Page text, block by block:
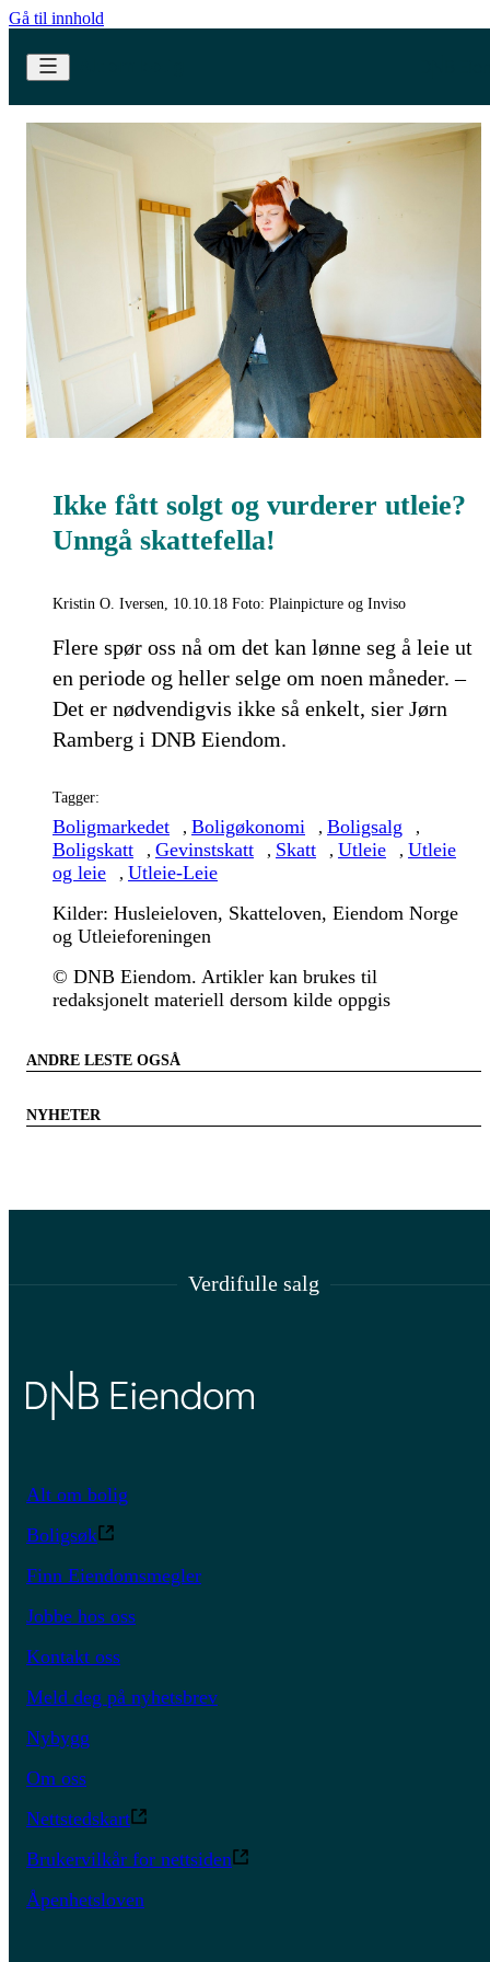
Gå til innhold
Ikke fått solgt og vurderer utleie?
Unngå skattefella!
Kristin O. Iversen, 10.10.18 Foto: Plainpicture og Inviso
Flere spør oss nå om det kan lønne seg å leie ut
en periode og heller selge om noen måneder. –
Det er nødvendigvis ikke så enkelt, sier Jørn
Ramberg i DNB Eiendom.
Tagger:
Boligmarkedet , Boligøkonomi , Boligsalg ,
Boligskatt , Gevinstskatt , Skatt , Utleie , Utleie
og leie
, Utleie-Leie
Kilder: Husleieloven, Skatteloven, Eiendom Norge
og Utleieforeningen
© DNB Eiendom. Artikler kan brukes til
redaksjonelt materiell dersom kilde oppgis
ANDRE LESTE OGSÅ
NYHETER
Verdifulle salg
Alt om bolig
Boligsøk
Finn Eiendomsmegler
Jobbe hos oss
Kontakt oss
Meld deg på nyhetsbrev
Nybygg
Om oss
Nettstedskart
Brukervilkår for nettsiden
Åpenhetsloven